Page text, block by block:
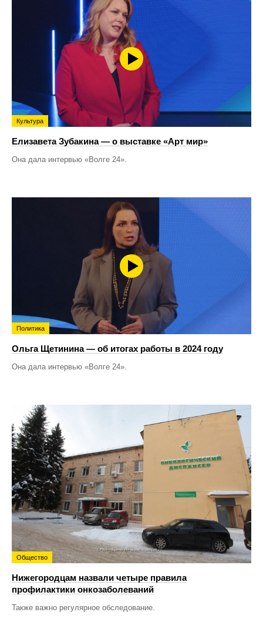
Культура
Елизавета Зубакина — о выставке «Арт мир»
Она дала интервью «Волге 24».
Политика
Ольга Щетинина — об итогах работы в 2024 году
Она дала интервью «Волге 24».
Общество
Нижегородцам назвали четыре правила
профилактики онкозаболеваний
Также важно регулярное обследование.